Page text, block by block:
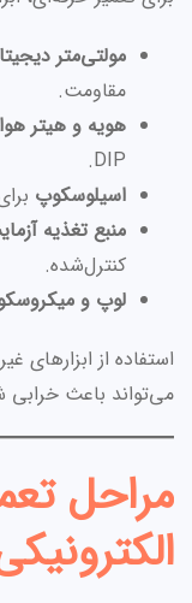
مولتی‌متر
مقاومت.
هویه و هیتر
DIP.
اسیلوسکوپ
منبع تغذیه
کنترل‌شده.
لوپ و
استفاده از ابزارهای
می‌تواند باعث خرابی
مراحل